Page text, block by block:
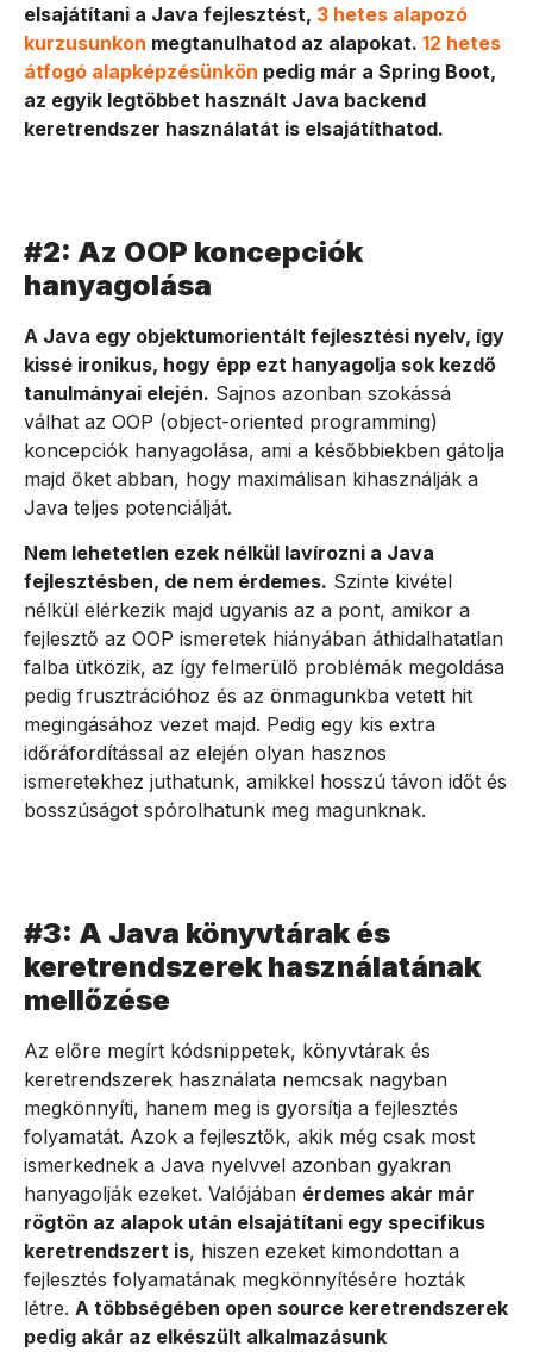
elsajátítani a Java fejlesztést, 3 hetes alapozó
kurzusunkon megtanulhatod az alapokat. 12 hetes
átfogó alapképzésünkön pedig már a Spring Boot,
az egyik legtöbbet használt Java backend
keretrendszer használatát is elsajátíthatod.
#2: Az OOP koncepciók
hanyagolása
A Java egy objektumorientált fejlesztési nyelv, így
kissé ironikus, hogy épp ezt hanyagolja sok kezdő
tanulmányai elején. Sajnos azonban szokássá
válhat az OOP (object-oriented programming)
koncepciók hanyagolása, ami a későbbiekben gátolja
majd őket abban, hogy maximálisan kihasználják a
Java teljes potenciálját.
Nem lehetetlen ezek nélkül lavírozni a Java
fejlesztésben, de nem érdemes. Szinte kivétel
nélkül elérkezik majd ugyanis az a pont, amikor a
fejlesztő az OOP ismeretek hiányában áthidalhatatlan
falba ütközik, az így felmerülő problémák megoldása
pedig frusztrációhoz és az önmagunkba vetett hit
megingásához vezet majd. Pedig egy kis extra
időráfordítással az elején olyan hasznos
ismeretekhez juthatunk, amikkel hosszú távon időt és
bosszúságot spórolhatunk meg magunknak.
#3: A Java könyvtárak és
keretrendszerek használatának
mellőzése
Az előre megírt kódsnippetek, könyvtárak és
keretrendszerek használata nemcsak nagyban
megkönnyíti, hanem meg is gyorsítja a fejlesztés
folyamatát. Azok a fejlesztők, akik még csak most
ismerkednek a Java nyelvvel azonban gyakran
hanyagolják ezeket. Valójában érdemes akár már
rögtön az alapok után elsajátítani egy specifikus
keretrendszert is, hiszen ezeket kimondottan a
fejlesztés folyamatának megkönnyítésére hozták
létre. A többségében open source keretrendszerek
pedig akár az elkészült alkalmazásunk